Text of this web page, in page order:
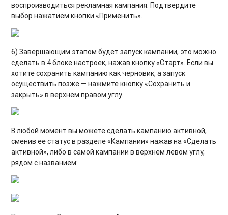
воспроизводиться рекламная кампания. Подтвердите
выбор нажатием кнопки «Применить».
6) Завершающим этапом будет запуск кампании, это можно
сделать в 4 блоке настроек, нажав кнопку «Старт». Если вы
хотите сохранить кампанию как черновик, а запуск
осуществить позже — нажмите кнопку «Сохранить и
закрыть» в верхнем правом углу.
В любой момент вы можете сделать кампанию активной,
сменив ее статус в разделе «Кампании» нажав на «Сделать
активной», либо в самой кампании в верхнем левом углу,
рядом с названием: